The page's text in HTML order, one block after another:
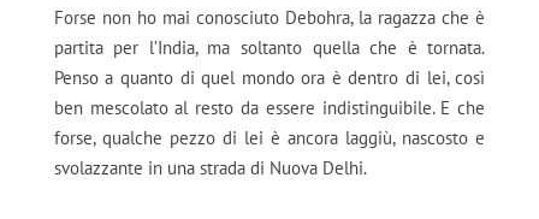
Forse non ho mai conosciuto Debohra, la ragazza che è
partita per l’India, ma soltanto quella che è tornata.
Penso a quanto di quel mondo ora è dentro di lei, così
ben mescolato al resto da essere indistinguibile. E che
forse, qualche pezzo di lei è ancora laggiù, nascosto e
svolazzante in una strada di Nuova Delhi.